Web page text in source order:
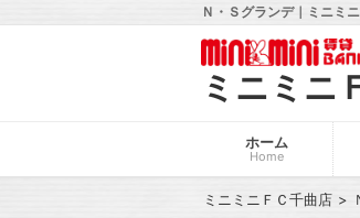
Ｎ・Ｓグランデ｜ミニミ
ミニミニ
ホーム
Home
ミニミニＦＣ千曲店